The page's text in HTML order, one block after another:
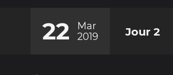
22
Mar
2019
Jour 2